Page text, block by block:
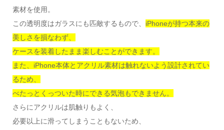
素材を使用。
この透明度はガラスにも匹敵するもので、 iPhoneが持つ本来の
美しさを損なわず、
ケースを装着したまま楽しむことができます。
また、iPhone本体とアクリル素材は触れないよう設計されてい
るため、
べたっとくっついた時にできる気泡もできません。
さらにアクリルは肌触りもよく、
必要以上に滑ってしまうこともないため、